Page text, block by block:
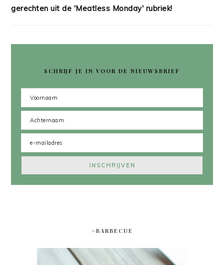
gerechten uit de 'Meatless Monday' rubriek!
SCHRIJF JE IN VOOR DE NIEUWSBRIEF
#BARBECUE